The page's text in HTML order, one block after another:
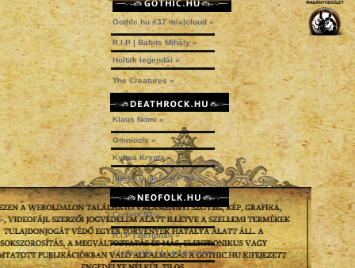
Gothic.hu #37 mix|cloud »
R.I.P | Babits Mihály »
Holtak legendái »
The Creatures »
Klaus Nomi »
Omniozis »
Kylmä Krypta »
Idles | Budapest Park »
Current 93 »
R.I.P | Bergman »
ClassicUs #4 | mix|cloud »